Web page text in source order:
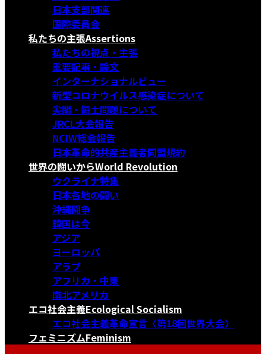
日本支部関連
国際委員会
私たちの主張Assertions
私たちの視点・主張
重要記事・論文
インターナショナルビュー
新型コロナウイルス感染症について
尖閣・領土問題について
JRCL大会報告
NCIW総会報告
日本革命的共産主義者同盟規約
世界の闘いからWorld Revolution
ウクライナ特集
日本各地の闘い
沖縄闘争
韓国は今
アジア
ヨーロッパ
アラブ
アフリカ・中東
南北アメリカ
エコ社会主義Ecological Socialism
エコ社会主義革命宣言〈第18回世界大会〉
フェミニズムFeminism